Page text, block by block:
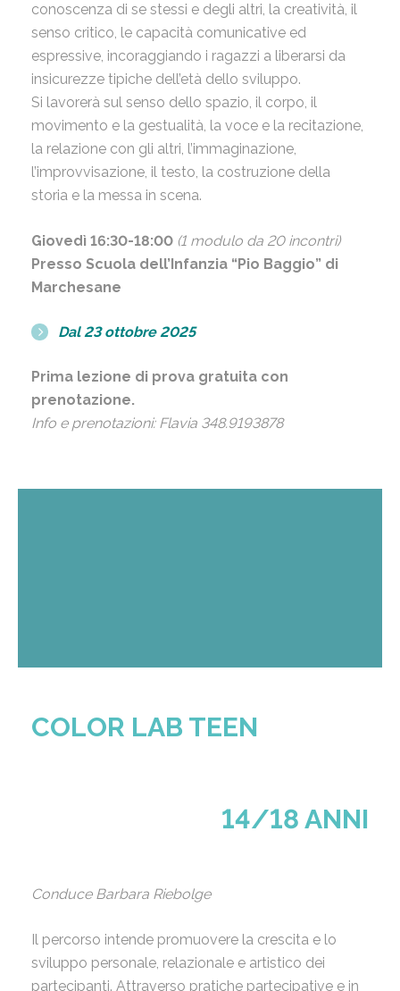
conoscenza di se stessi e degli altri, la creatività, il
senso critico, le capacità comunicative ed
espressive, incoraggiando i ragazzi a liberarsi da
insicurezze tipiche dell’età dello sviluppo.
Si lavorerà sul senso dello spazio, il corpo, il
movimento e la gestualità, la voce e la recitazione,
la relazione con gli altri, l’immaginazione,
l’improvvisazione, il testo, la costruzione della
storia e la messa in scena.
Giovedì 16:30-18:00 (1 modulo da 20 incontri)
Presso Scuola dell’Infanzia “Pio Baggio” di
Marchesane
Dal 23 ottobre 2025
Prima lezione di prova gratuita con
prenotazione.
Info e prenotazioni: Flavia 348.9193878
COLOR LAB TEEN
14/18 ANNI
Conduce Barbara Riebolge
Il percorso intende promuovere la crescita e lo
sviluppo personale, relazionale e artistico dei
partecipanti. Attraverso pratiche partecipative e in